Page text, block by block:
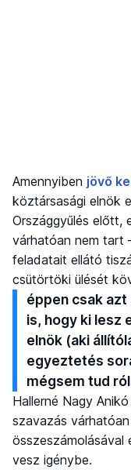
Amennyiben jövő
köztársasági elnök
Országgyűlés előtt,
várhatóan nem tart
feladatait ellátó
csütörtöki ülését
éppen csak
is, hogy ki lesz
elnök (aki
egyeztetés
mégsem tud
Hallerné Nagy
szavazás
összeszámolásával
vesz igénybe.